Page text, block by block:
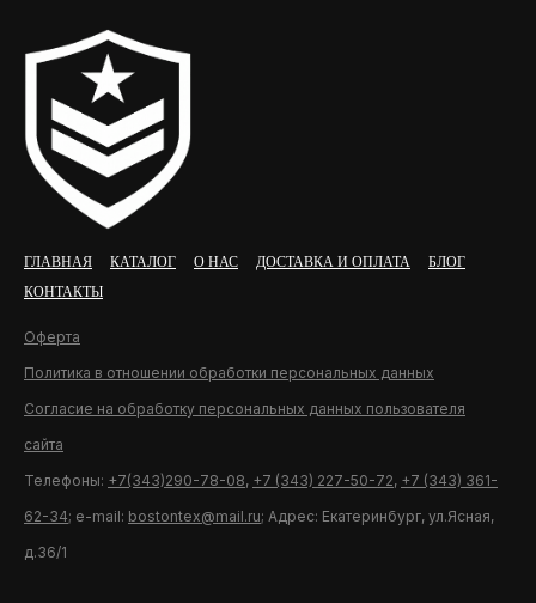
ГЛАВНАЯ КАТАЛОГ О НАС ДОСТАВКА И ОПЛАТА
БЛОГ
КОНТАКТЫ
Оферта
Политика в отношении обработки персональных данных
Согласие на обработку персональных данных пользователя
сайта
Телефоны: +7(343)290-78-08, +7 (343) 227-50-72, +7 (343) 361-
62-34; e-mail: bostontex@mail.ru; Адрес: Екатеринбург, ул.Ясная,
д.36/1